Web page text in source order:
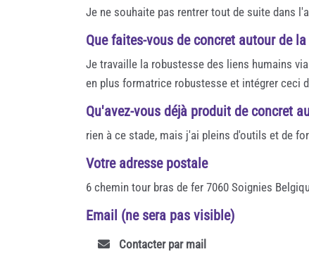
Je ne souhaite pas rentrer tout de suite dans
Que faites-vous de concret autour de
Je travaille la robustesse des liens humains
en plus formatrice robustesse et intégrer ceci
Qu'avez-vous déjà produit de concret
rien à ce stade, mais j'ai pleins d'outils et de
Votre adresse postale
6 chemin tour bras de fer 7060 Soignies
Email (ne sera pas visible)
Contacter par mail